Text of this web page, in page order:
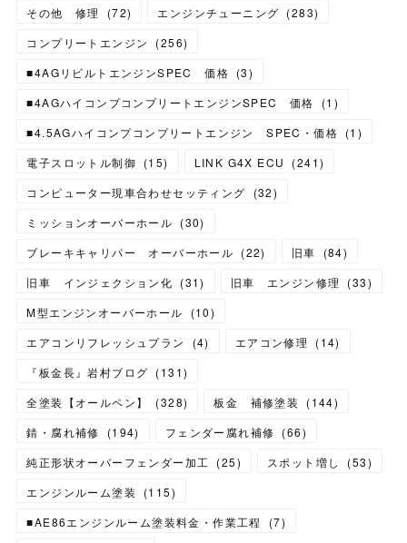
その他 修理
(72) エンジンチューニング (283)
コンプリートエンジン
(256)
■4AGリビルトエンジンSPEC 価格 (3)
■4AGハイコンプコンプリートエンジンSPEC 価格
(1 )
■4.5AGハイコンプコンプリートエンジン SPEC・価格 (1 )
電子スロットル制御 (15) LINK G4X ECU (241)
コンピューター現車合わせセッティング
(32)
ミッションオーバーホール (30)
ブレーキキャリパー オーバーホール (22) 旧車 (84)
旧車 インジェクション化 (31) 旧車 エンジン修理 (33)
M型エンジンオーバーホール
(10)
エアコンリフレッシュプラン
(4) エアコン修理 (14)
『板金長』岩村ブログ (131)
全塗装【オールペン】
(328) 板金 補修塗装 (144)
錆・腐れ補修
(194) フェンダー腐れ補修 (66)
純正形状オーバーフェンダー加工
(25) スポット増し (53)
エンジンルーム塗装
(115)
■AE86エンジンルーム塗装料金・作業工程
(7)